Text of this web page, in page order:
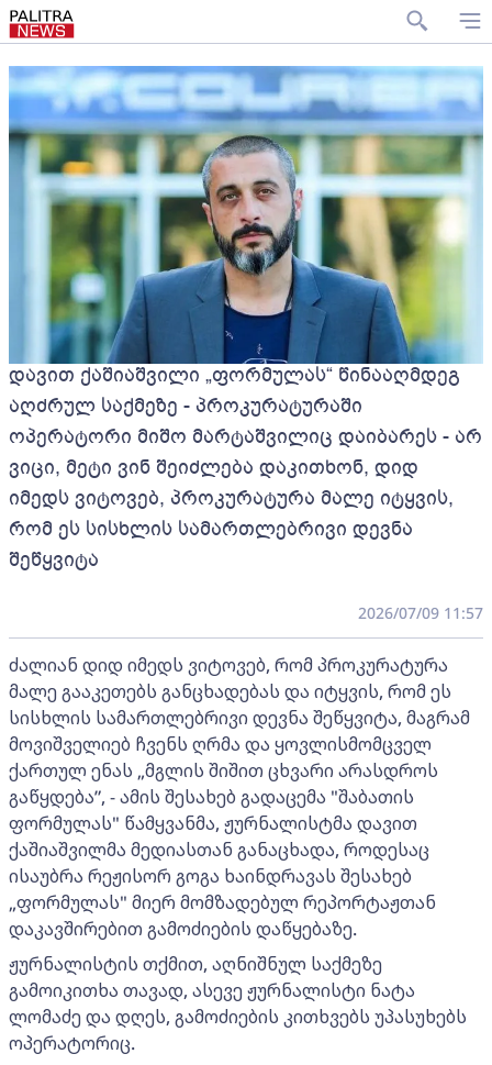
დავით ქაშიაშვილი „ფორმულას“ წინააღმდეგ
აღძრულ საქმეზე - პროკურატურაში
ოპერატორი მიშო მარტაშვილიც დაიბარეს - არ
ვიცი, მეტი ვინ შეიძლება დაკითხონ, დიდ
იმედს ვიტოვებ, პროკურატურა მალე იტყვის,
რომ ეს სისხლის სამართლებრივი დევნა
შეწყვიტა
2026/07/09 11:57
ძალიან დიდ იმედს ვიტოვებ, რომ პროკურატურა
მალე გააკეთებს განცხადებას და იტყვის, რომ ეს
სისხლის სამართლებრივი დევნა შეწყვიტა, მაგრამ
მოვიშველიებ ჩვენს ღრმა და ყოვლისმომცველ
ქართულ ენას „მგლის შიშით ცხვარი არასდროს
გაწყდება”, - ამის შესახებ გადაცემა "შაბათის
ფორმულას" წამყვანმა, ჟურნალისტმა დავით
ქაშიაშვილმა მედიასთან განაცხადა, როდესაც
ისაუბრა რეჟისორ გოგა ხაინდრავას შესახებ
„ფორმულას" მიერ მომზადებულ რეპორტაჟთან
დაკავშირებით გამოძიების დაწყებაზე.
ჟურნალისტის თქმით, აღნიშნულ საქმეზე
გამოიკითხა თავად, ასევე ჟურნალისტი ნატა
ლომაძე და დღეს, გამოძიების კითხვებს უპასუხებს
ოპერატორიც.